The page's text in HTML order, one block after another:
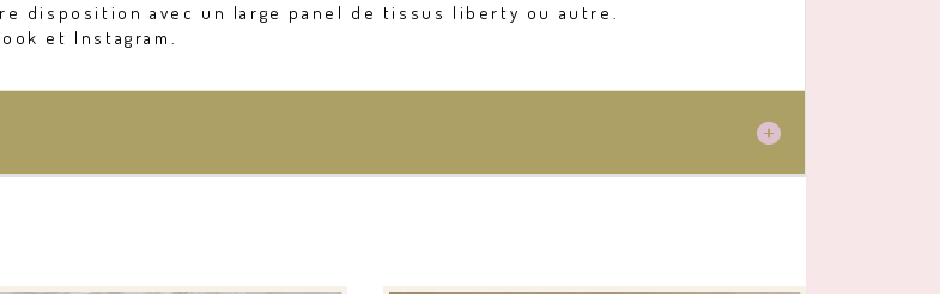
disposition avec un large panel de tissus liberty ou autre.
et Instagram.